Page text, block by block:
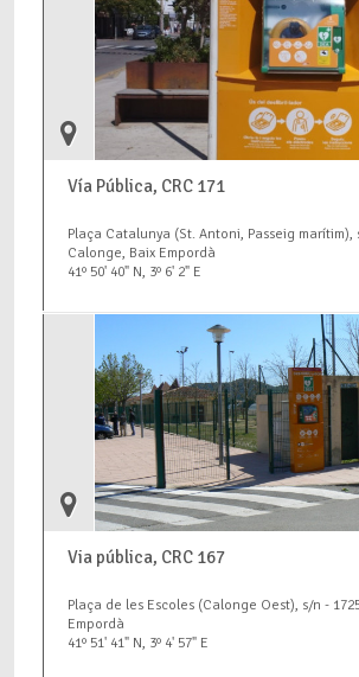
Vía Pública, CRC 171
Plaça Catalunya (St. Antoni, Passeig marítim),
Calonge, Baix Empordà
41º 50' 40" N, 3º 6' 2" E
Via pública, CRC 167
Plaça de les Escoles (Calonge Oest), s/n -
Empordà
41º 51' 41" N, 3º 4' 57" E